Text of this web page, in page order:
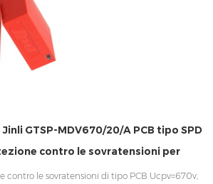
GTSP-MDV670/20/A PCB tipo SPD
contro le sovratensioni per
contro le sovratensioni di tipo PCB Ucpv=670v,